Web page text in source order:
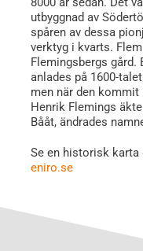
utbyggnad av
spåren av dessa
verktyg i kvarts.
Flemingsbergs gård.
anlades på 1600-
men när den
Henrik Flemings
Bååt, ändrades
Se en historisk
eniro.se